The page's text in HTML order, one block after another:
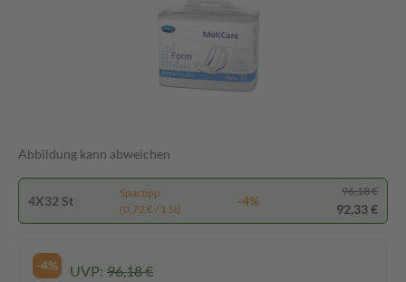
Abbildung kann abweichen
4X32 St
Spartipp
(0,72 € / 1 St)
-4%
96,18 €
92,33 €
-4% UVP: 96,18 €